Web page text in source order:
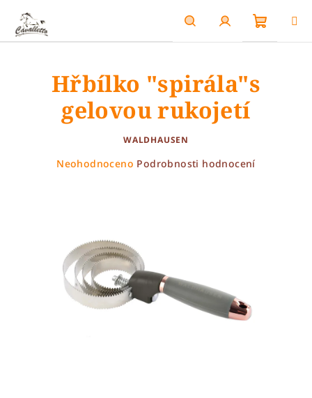
obsah
HledatPřihlášení
košík
Hřbílko "spirála"s
gelovou rukojetí
WALDHAUSEN
Průměrné
hvězdiček.
Neohodnoceno Podrobnosti hodnocení